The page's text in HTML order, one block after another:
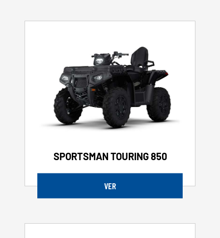
SPORTSMAN TOURING 850
VER